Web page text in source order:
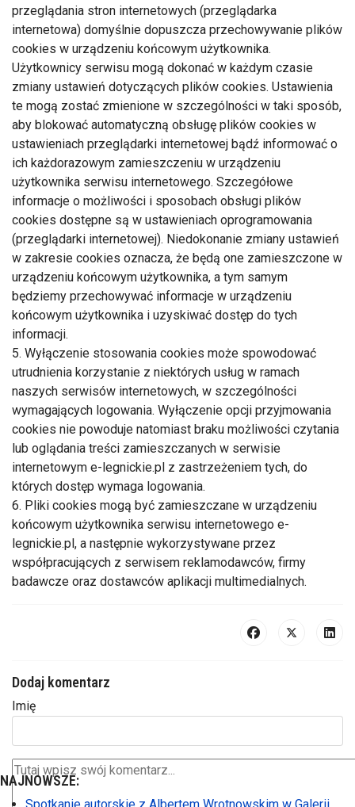
przeglądania stron internetowych (przeglądarka
internetowa) domyślnie dopuszcza przechowywanie plików
cookies w urządzeniu końcowym użytkownika.
Użytkownicy serwisu mogą dokonać w każdym czasie
zmiany ustawień dotyczących plików cookies. Ustawienia
te mogą zostać zmienione w szczególności w taki sposób,
aby blokować automatyczną obsługę plików cookies w
ustawieniach przeglądarki internetowej bądź informować o
ich każdorazowym zamieszczeniu w urządzeniu
użytkownika serwisu internetowego. Szczegółowe
informacje o możliwości i sposobach obsługi plików
cookies dostępne są w ustawieniach oprogramowania
(przeglądarki internetowej). Niedokonanie zmiany ustawień
w zakresie cookies oznacza, że będą one zamieszczone w
urządzeniu końcowym użytkownika, a tym samym
będziemy przechowywać informacje w urządzeniu
końcowym użytkownika i uzyskiwać dostęp do tych
informacji.
5. Wyłączenie stosowania cookies może spowodować
utrudnienia korzystanie z niektórych usług w ramach
naszych serwisów internetowych, w szczególności
wymagających logowania. Wyłączenie opcji przyjmowania
cookies nie powoduje natomiast braku możliwości czytania
lub oglądania treści zamieszczanych w serwisie
internetowym e-legnickie.pl z zastrzeżeniem tych, do
których dostęp wymaga logowania.
6. Pliki cookies mogą być zamieszczane w urządzeniu
końcowym użytkownika serwisu internetowego e-
legnickie.pl, a następnie wykorzystywane przez
współpracujących z serwisem reklamodawców, firmy
badawcze oraz dostawców aplikacji multimedialnych.
Dodaj komentarz
Imię
NAJNOWSZE: